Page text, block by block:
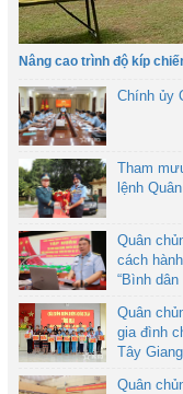
Nâng cao trình độ kíp
Chính ủy
Tham
lệnh
Quân
cách
“Bình
Quân
gia đình
Tây
Quân